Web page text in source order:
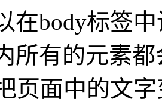
在body标签
所有的元素
页面中的文